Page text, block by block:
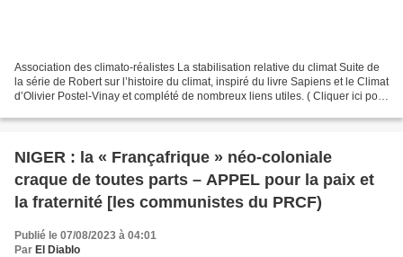
Association des climato-réalistes La stabilisation relative du climat Suite de
la série de Robert sur l’histoire du climat, inspiré du livre Sapiens et le Climat
d’Olivier Postel-Vinay et complété de nombreux liens utiles. ( Cliquer ici pour
NIGER : la « Françafrique » néo-coloniale
craque de toutes parts – APPEL pour la paix et
la fraternité [les communistes du PRCF)
Publié le 07/08/2023 à 04:01
Par El Diablo